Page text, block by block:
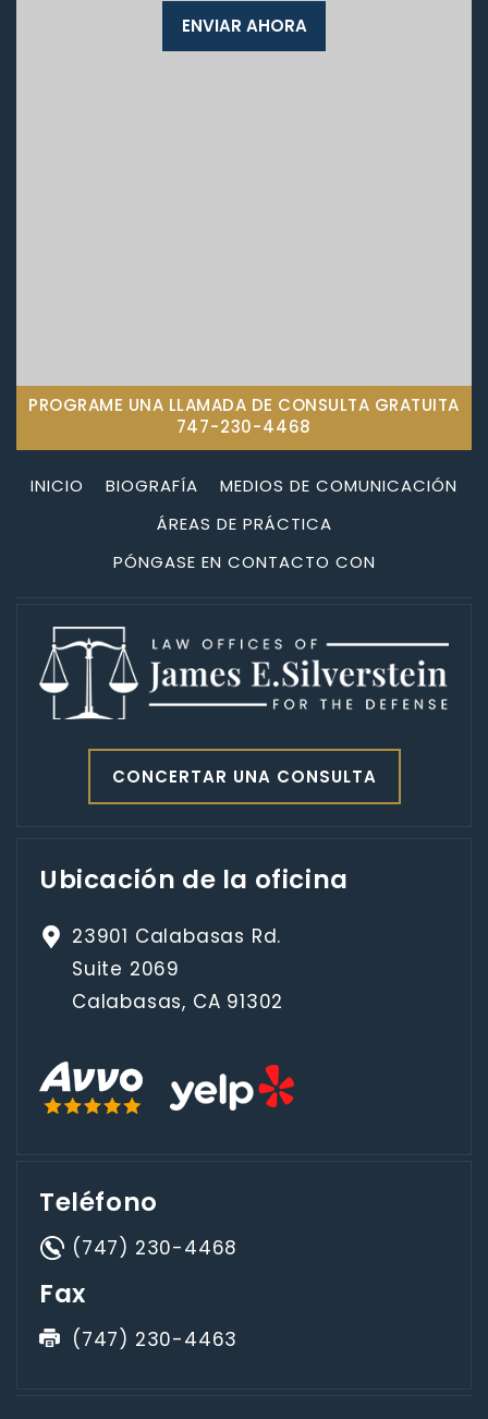
PROGRAME UNA LLAMADA DE CONSULTA GRATUITA
747-230-4468
INICIO BIOGRAFÍA
MEDIOS DE COMUNICACIÓN
ÁREAS DE PRÁCTICA
PÓNGASE EN CONTACTO CON
CONCERTAR UNA CONSULTA
Ubicación de la oficina
23901 Calabasas Rd.
Suite 2069
Calabasas, CA 91302
Teléfono
(747) 230-4468
Fax
(747) 230-4463